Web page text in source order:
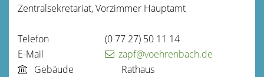
Zentralsekretariat, Vorzimmer Hauptamt
Telefon (077 27) 50 11 14
E-Mail
zapf@voehrenbach.de
Gebäude
Rathaus